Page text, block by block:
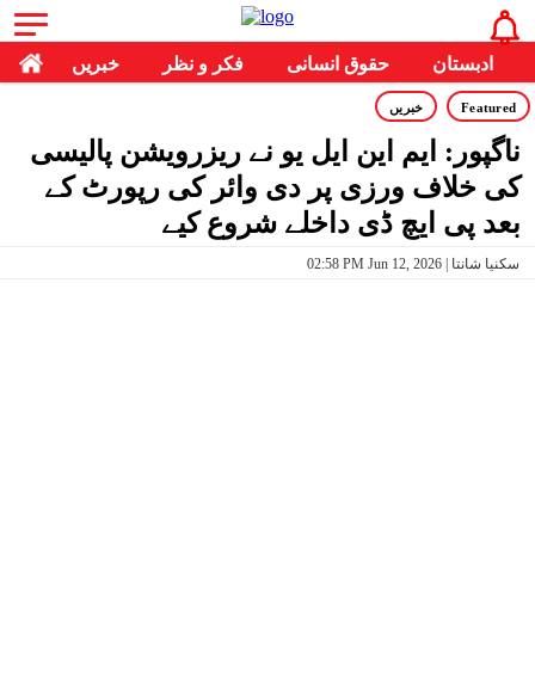
خبریں فکر و نظر حقوق انسانی ادبستان
Featured خبریں
ناگپور: ایم این ایل یو نے ریزرویشن پالیسی
کی خلاف ورزی پر دی وائر کی رپورٹ کے
بعد پی ایچ ڈی داخلے شروع کیے
02:58 PM Jun 12, 2026 | سکنیا شانتا